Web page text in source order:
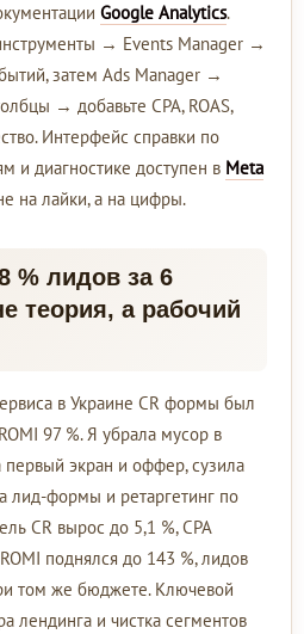
Google Analytics.
→ Events Manager →
затем Ads Manager →
→ добавьте CPA, ROAS,
Интерфейс справки по
и диагностике доступен в Meta
на лайки, а на цифры.
% лидов за 6
теория, а рабочий
в Украине CR формы был
97 %. Я убрала мусор в
первый экран и оффер, сузила
лид-формы и ретаргетинг по
CR вырос до 5,1 %, CPA
поднялся до 143 %, лидов
том же бюджете. Ключевой
лендинга и чистка сегментов